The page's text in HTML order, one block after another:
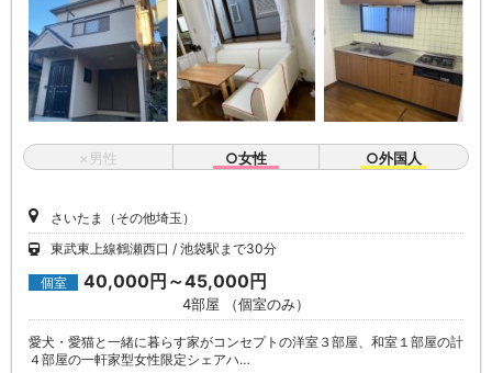
×男性 ○女性 ○外国人
さいたま（その他埼玉）
東武東上線鶴瀬西口
池袋駅まで30分
個室 40,000円～45,000円
4部屋 （個室のみ）
愛犬・愛猫と一緒に暮らす家がコンセプトの洋室３部屋、和室１部屋の計
４部屋の一軒家型女性限定シェアハ…